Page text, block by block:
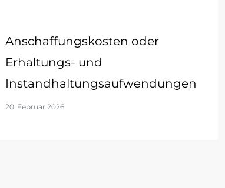
Anschaffungskosten oder
Erhaltungs- und
Instandhaltungsaufwendungen
20. Februar 2026